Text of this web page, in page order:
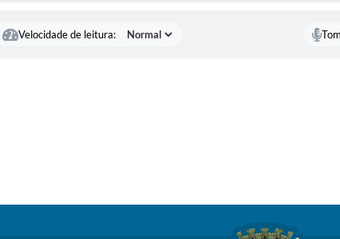
Velocidade de leitura: